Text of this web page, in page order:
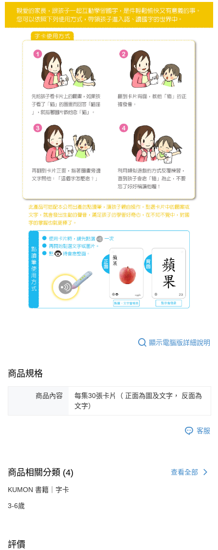
顯示電腦版詳細說明
商品規格
商品內容
每集30張卡片（ 正面為圖及文字， 反面為
文字）
客服
商品相關分類 (4) 查看全部
KUMON 書籍｜字卡
3-6歲
評價